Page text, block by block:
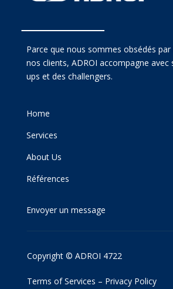
Parce que nous sommes obsédés
nos clients, ADROI accompagne avec
ups et des challengers.
Home
Services
About Us
Références
Envoyer un message
Copyright © ADROI 4722
Terms of Services – Privacy Policy